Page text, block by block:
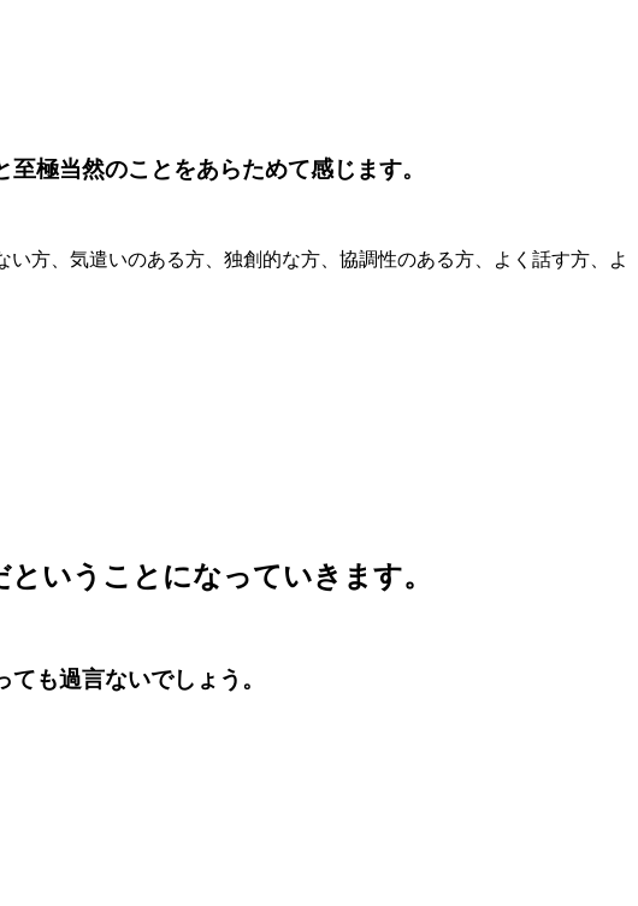
至極当然のことをあらためて感じます。
方、気遣いのある方、独創的な方、協調性のある方、よく話す方、よ
いうことになっていきます。
も過言ないでしょう。